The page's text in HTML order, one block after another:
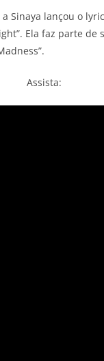
Sinaya lançou o
Ela faz parte de
Assista: